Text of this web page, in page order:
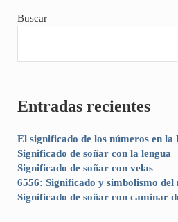
Sidebar
Buscar
Entradas recientes
El significado de los números en la
Significado de soñar con la lengua
Significado de soñar con velas
6556: Significado y simbolismo del
Significado de soñar con caminar